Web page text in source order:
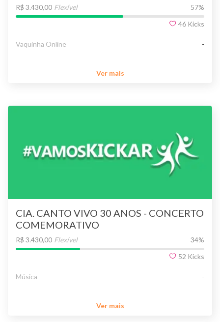
R$ 3.430,00 Flexível 57%
46 Kicks
Vaquinha Online -
Ver mais
CIA. CANTO VIVO 30 ANOS - CONCERTO
COMEMORATIVO
R$ 3.430,00 Flexível 34%
52 Kicks
Música -
Ver mais